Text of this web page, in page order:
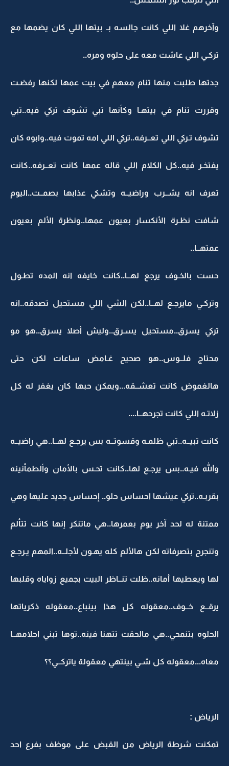
وآخرهم غلا اللي كانت جالسه بـ بيتها اللي كان يضمها مع
تركـي اللي عاشت معه على حلوه ومره..
جدتها طلبت منها تنام معهم في بيت عمها لكنها رفضـت
وقررت تنام في بيتهـا وكأنها تبي تشوف تركي فيه..تبي
تشوف تـركي اللي تعــرفه..تركي اللي امه تموت فيه..وابوه كان
يفتخـر فيه..كل الكلام اللي قاله عمها كانت تعــرفه..كانت
تعرف انه يشــرب وراضيــه وتشكي عذابها بصمــت..اليوم
شافت نظـرة الأنكسار بعيون عمها..ونظرة الألم بعيون
عمتهــا..
حست بالخـوف يرجع لهــا..كانت خايفه انه المده تطـول
وتركـي مايرجـع لهــا..لكن الشي اللي مستحيل تصدقه..انه
تركي يسرق..مستحيل يسـرق..وليش أصلا يسرق..هو مو
محتاج فلــوس..هو صحيح غـامض ساعات لكن حتى
هالغموض كانت تعشــقه...ويمكن حبها كان يغفر له كل
زلاتـه اللي كانت تجرحهــا....
كانت تبيــه..تبي ظلمـه وقسوتــه بس يرجـع لهــا..هي راضيــه
والله فيـه..بس يرجـع لها..كانت تحـس بالأمان وألطمأنينه
بقربـه..تركي عيشها احساس حلو.. إحساس جديد عليها وهي
ممتنة له لحد آخر يوم بعمرها..هي ماتنكر إنها كانت تتألم
وتنجرح بتصرفاته لكن هالألم كله يهـون لأجلــه..المهم يـرجـع
لها ويعطيها أمانه..ظلت تنــاظر البيت بجميع زواياه وقلبها
يرقــع خــوف..معقوله كل هذا بينباع..معقوله ذكرياتها
الحلوه بتنمحي..هي مالحقت تتهنا فينه..توها تبني احلامهــا
معاه...معقوله كل شـي بينتهي معقولة ياتركــي؟؟
الرياض :
تمكنت شرطة الرياض من القبض على موظف بفرع احد